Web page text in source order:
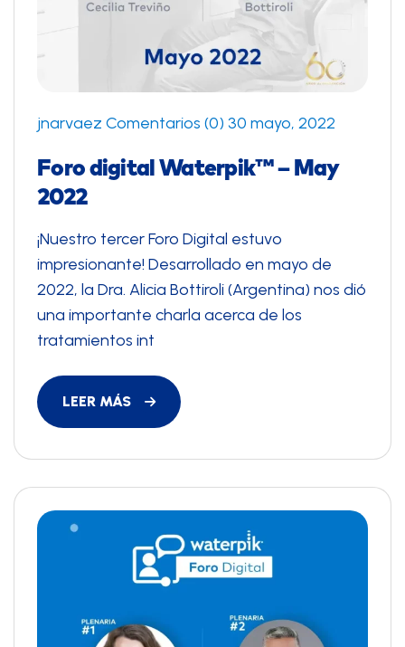
jnarvaez Comentarios (0) 30 mayo, 2022
Foro digital Waterpik™ – May
2022
¡Nuestro tercer Foro Digital estuvo
impresionante! Desarrollado en mayo de
2022, la Dra. Alicia Bottiroli (Argentina) nos dió
una importante charla acerca de los
tratamientos int
LEER MÁS